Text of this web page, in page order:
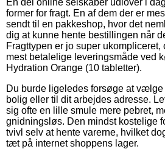
former for fragt. En af dem der er
sendt til en pakkeshop, hvor det
dig at kunne hente bestillingen når
Fragttypen er jo super
mest betalelige leveringsmåde ved
Hydration Orange (10 tabletter).
Du burde ligeledes forsøge at vælge
bolig eller til dit arbejdes adresse.
sig ofte en lille smule mere pebret,
gnidningsløs. Den mindst kostelige
tvivl selv at hente varerne, hvilket
tæt på internet shoppens lager.